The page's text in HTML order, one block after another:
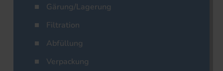
Gärung/Lagerung
Filtration
Abfüllung
Verpackung